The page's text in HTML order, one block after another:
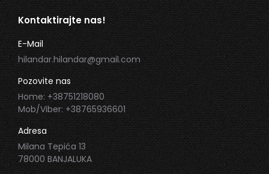
Kontaktirajte nas!
E-Mail
hilandar.hilandar@gmail.com
Pozovite nas
Home: +38751218080
Mob/Viber: +38765936601
Adresa
Milana Tepića 13
78000 BANJALUKA